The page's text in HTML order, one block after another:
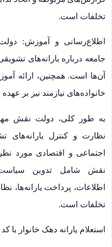
تخلفات است.
اطلاع‌رسانی و آموزش:
جامعه درباره یارانه‌های
آن‌ها است. همچنین، ارائه
خانواده‌های نیازمند نیز بر
به طور کلی، دولت نقش
نظارت و کنترل یارانه‌های
اجتماعی و اقتصادی مورد
نقش شامل تدوین
اطلاعات، پرداخت یارانه‌ها،
تخلفات است.
استعلام یارانه دهک خانوار با